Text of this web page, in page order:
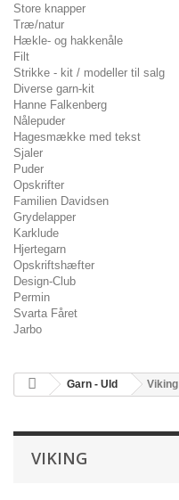
Store knapper
Træ/natur
Hækle- og hakkenåle
Filt
Strikke - kit / modeller til salg
Diverse garn-kit
Hanne Falkenberg
Nålepuder
Hagesmække med tekst
Sjaler
Puder
Opskrifter
Familien Davidsen
Grydelapper
Karklude
Hjertegarn
Opskriftshæfter
Design-Club
Permin
Svarta Fåret
Jarbo
Garn - Uld Viking
VIKING